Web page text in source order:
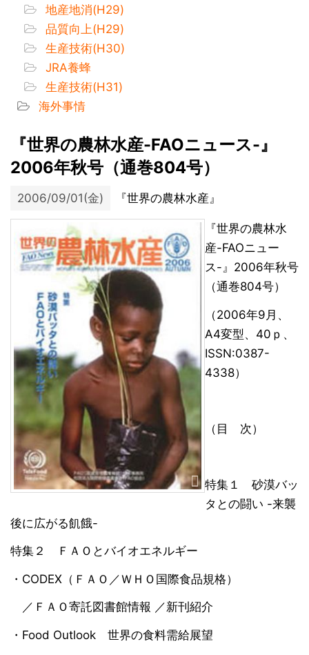
地産地消(H29)
品質向上(H29)
生産技術(H30)
JRA養蜂
生産技術(H31)
海外事情
『世界の農林水産-FAOニュース-』
2006年秋号（通巻804号）
2006/09/01(金) 『世界の農林水産』
『世界の農林水
産-FAOニュー
ス-』2006年秋号
（通巻804号）
（2006年9月、
A4変型、40ｐ、
ISSN:0387-
4338）
（目 次）
特集１ 砂漠バッ
タとの闘い -来襲
後に広がる飢餓-
特集２ ＦＡＯとバイオエネルギー
・CODEX（ＦＡＯ／ＷＨＯ国際食品規格）
／ＦＡＯ寄託図書館情報 ／新刊紹介
・Food Outlook 世界の食料需給展望